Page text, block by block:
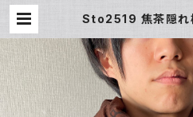
Sto2519 焦茶隠
め 焦茶の中に途
屋 シピボ族の泥染